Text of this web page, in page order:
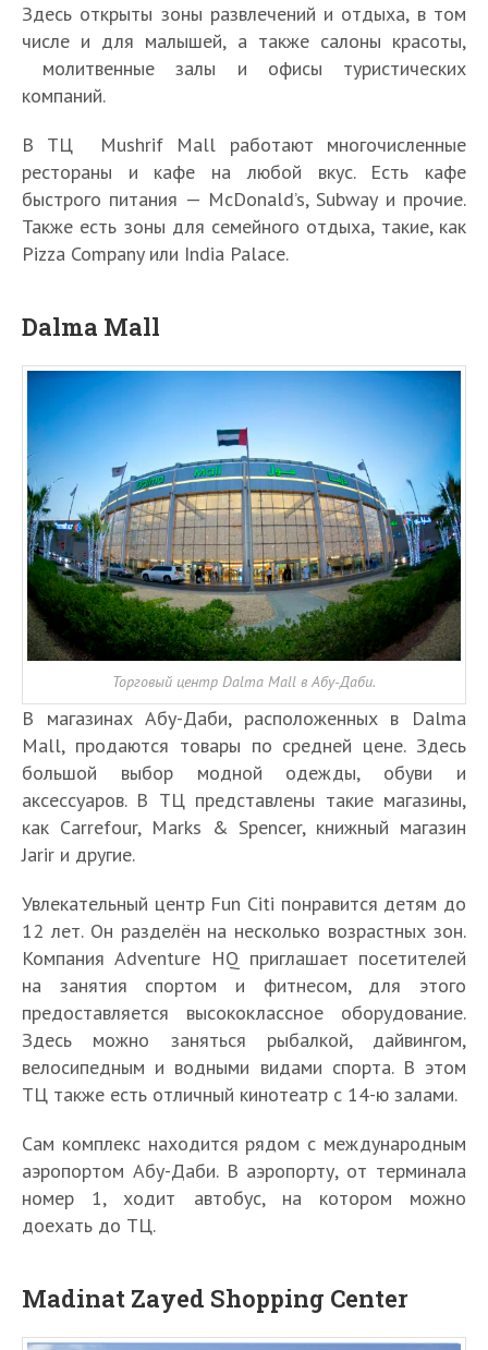
Здесь открыты зоны развлечений и отдыха, в том
числе и для малышей, а также салоны красоты,
молитвенные залы и офисы туристических
компаний.
В ТЦ Mushrif Mall работают многочисленные
рестораны и кафе на любой вкус. Есть кафе
быстрого питания — McDonald’s, Subway и прочие.
Также есть зоны для семейного отдыха, такие, как
Pizza Company или India Palace.
Dalma Mall
Торговый центр Dalma Mall в Абу-Даби.
В магазинах Абу-Даби, расположенных в Dalma
Mall, продаются товары по средней цене. Здесь
большой выбор модной одежды, обуви и
аксессуаров. В ТЦ представлены такие магазины,
как Carrefour, Marks & Spencer, книжный магазин
Jarir и другие.
Увлекательный центр Fun Citi понравится детям до
12 лет. Он разделён на несколько возрастных зон.
Компания Adventure HQ приглашает посетителей
на занятия спортом и фитнесом, для этого
предоставляется высококлассное оборудование.
Здесь можно заняться рыбалкой, дайвингом,
велосипедным и водными видами спорта. В этом
ТЦ также есть отличный кинотеатр с 14-ю залами.
Сам комплекс находится рядом с международным
аэропортом Абу-Даби. В аэропорту, от терминала
номер 1, ходит автобус, на котором можно
доехать до ТЦ.
Madinat Zayed Shopping Center